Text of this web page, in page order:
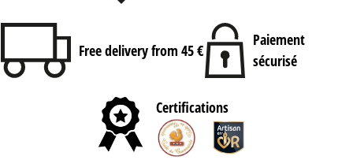
Free delivery from 45 €
Paiement
sécurisé
Certifications